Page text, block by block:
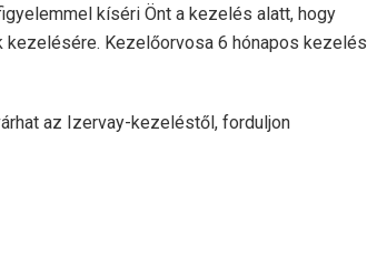
kíséri Önt a kezelés alatt, hogy
Kezelőorvosa 6 hónapos kezelés
az Izervay-kezeléstől, forduljon